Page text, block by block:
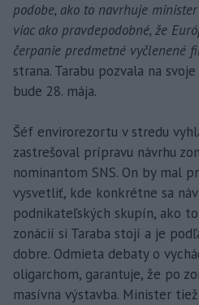
podobe, ako to navrhuje
viac ako pravdepodobné, že
čerpanie predmetné vyčlenené
strana. Tarabu pozvala na
bude 28. mája.
Šéf envirorezortu v stredu
zastrešoval prípravu návrhu
nominantom SNS. On by mal
vysvetliť, kde konkrétne sa
podnikateľských skupín, ako
zonácií si Taraba stojí a je
dobre. Odmieta debaty o
oligarchom, garantuje, že po
masívna výstavba. Minister